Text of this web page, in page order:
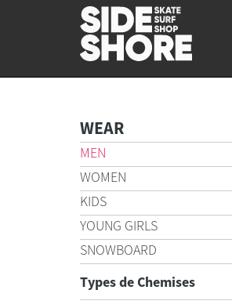
WEAR
MEN
WOMEN
KIDS
YOUNG GIRLS
SNOWBOARD
Types de Chemises